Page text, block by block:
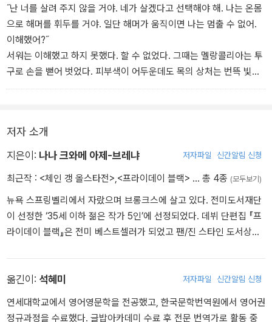
받은 것을 비롯, 앤드루 카네기 메달, 아스펜 상, 로커스 상 등 10여 개
문학상의 후보로 지목되며 평단의 두터운 신뢰를 받았다. 나나 크와
메 아제-브레냐는 전미도서재단이 선정한 ‘35세 이하 젊은 작가 5인’
중 하나로, “누구든 미국 최고의 신진 작가의 반열에 그를 올릴 것(시
카고 트리뷴)”이라는 찬사를 받고 있다.
˝난 너를 살려 주지 않을 거야. 네가 살겠다고 선택해야 해. 나는 온몸
으로 해머를 휘두를 거야. 일단 해머가 움직이면 나는 멈출 수 없어.
이해했어?˝
서워는 이해했고 하지 못했다. 할 수 없었다. 그때는 멜랑콜리아는 투
구로 손을 뻗어 벗었다. 피부색이 어두운데도 목의 상처는 번뜩 빛났
따. 검은 머리는 단단히 땋은 채였다. 멜랑콜리아는 팔을 치켜들었고
다.
저자 소개
지은이: 나나 크와메 아제-브레냐 저자파일 신간알림 신청
최근작 : <체인 갱 올스타전> <프라이데이 블랙> … 총 4종 (모두보기)
뉴욕 스프링벨리에서 자랐으며 브롱크스에 살고 있다. 전미도서재단
이 선정한 ‘35세 이하 젊은 작가 5인’에 선정되었다. 데뷔 단편집 『프
라이데이 블랙』은 전미 베스트셀러가 되었고 팬/진 스타인 도서상과
설상, 로커스 데뷔 소설상을 비롯한 유수의 상 후보에 올랐다. 『체인
의 최고 도서이기도 하다.
옮긴이: 석혜미 저자파일 신간알림 신청
연세대학교에서 영어영문학을 전공했고, 한국문학번역원에서 영어권
정규과정을 수료했다. 글밥아카데미 수료 후 전문 번역가로 활동 중